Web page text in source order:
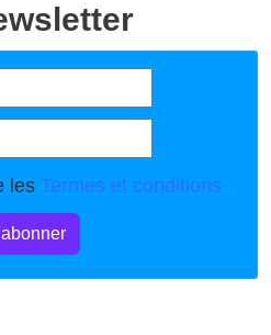
les Termes et conditions